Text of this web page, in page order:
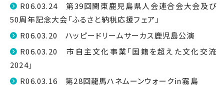
R06.03.24 第39回関東鹿児島県人会連合会大会及び
50周年記念大会「ふるさと納税応援フェア」
R06.03.20 ハッピードリームサーカス鹿児島公演
R06.03.20 市自主文化事業「国籍を超えた文化交流
2024」
R06.03.16 第28回龍馬ハネムーンウォーク㏌霧島